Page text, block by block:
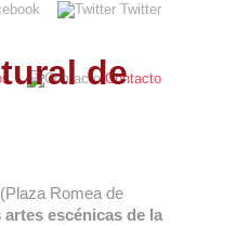
Twitter
Contacto
de
(Plaza Romea de
escénicas de la